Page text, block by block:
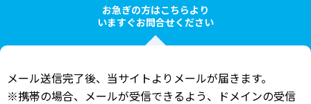
お急ぎの方はこちらより
いますぐお問合せください
メール送信完了後、当サイトよりメールが届きます。
※携帯の場合、メールが受信できるよう、ドメインの受信